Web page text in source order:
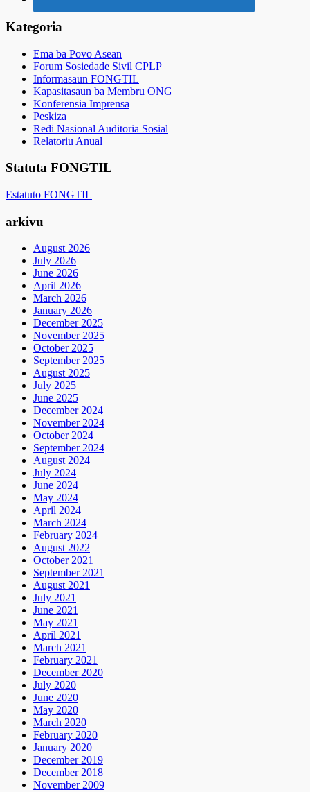
Kategoria
Ema ba Povo Asean
Forum Sosiedade Sivil CPLP
Informasaun FONGTIL
Kapasitasaun ba Membru ONG
Konferensia Imprensa
Peskiza
Redi Nasional Auditoria Sosial
Relatoriu Anual
Statuta FONGTIL
Estatuto FONGTIL
arkivu
August 2026
July 2026
June 2026
April 2026
March 2026
January 2026
December 2025
November 2025
October 2025
September 2025
August 2025
July 2025
June 2025
December 2024
November 2024
October 2024
September 2024
August 2024
July 2024
June 2024
May 2024
April 2024
March 2024
February 2024
August 2022
October 2021
September 2021
August 2021
July 2021
June 2021
May 2021
April 2021
March 2021
February 2021
December 2020
July 2020
June 2020
May 2020
March 2020
February 2020
January 2020
December 2019
December 2018
November 2009